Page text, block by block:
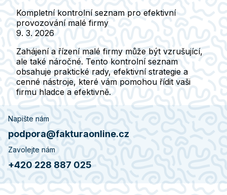
Kompletní kontrolní seznam pro efektivní
provozování malé firmy
9. 3. 2026
Zahájení a řízení malé firmy může být vzrušující,
ale také náročné. Tento kontrolní seznam
obsahuje praktické rady, efektivní strategie a
cenné nástroje, které vám pomohou řídit vaši
firmu hladce a efektivně.
Napište nám
podpora@fakturaonline.cz
Zavolejte nám
+420 228 887 025